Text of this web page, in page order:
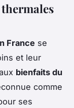
France se
et leur
bienfaits du
comme
ses